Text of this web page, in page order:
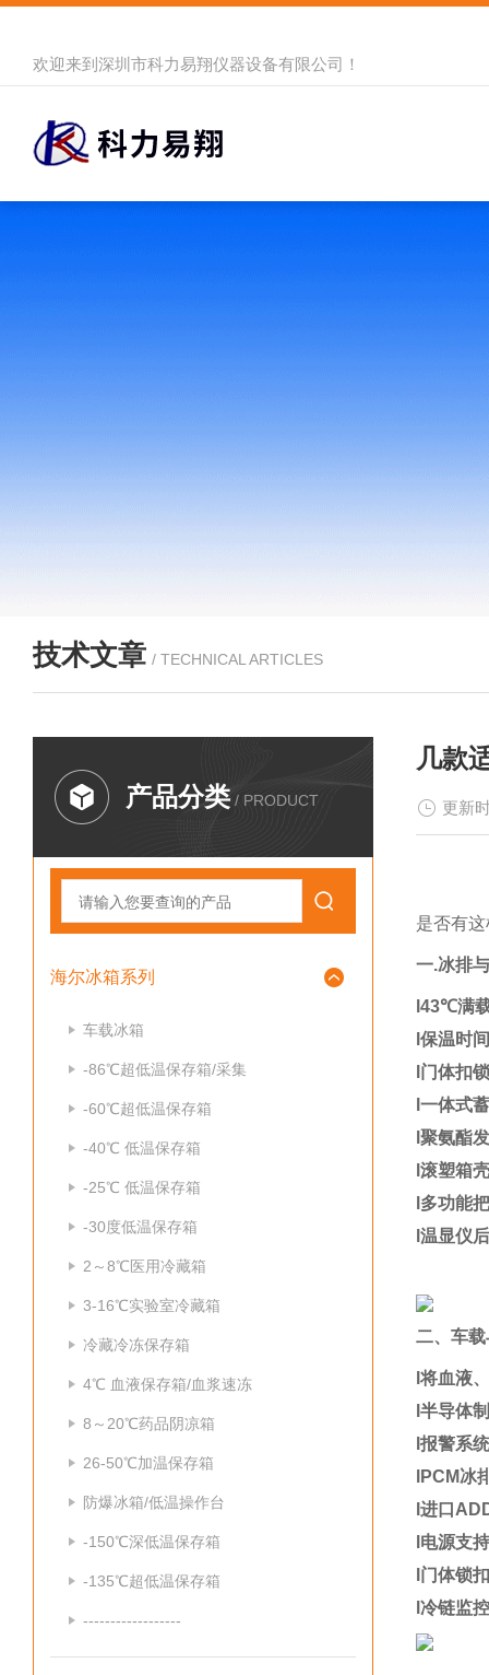
欢迎来到 深圳市科力易翔仪器设备有限公司 ！
技术文章 / TECHNICAL ARTICLES
产品分类 / PRODUCT
海尔冰箱系列
车载冰箱
-86℃超低温保存箱/采集
-60℃超低温保存箱
-40℃ 低温保存箱
-25℃ 低温保存箱
-30度低温保存箱
2～8℃医用冷藏箱
3-16℃实验室冷藏箱
冷藏冷冻保存箱
4℃ 血液保存箱/血浆速冻
8～20℃药品阴凉箱
26-50℃加温保存箱
防爆冰箱/低温操作台
-150℃深低温保存箱
-135℃超低温保存箱
------------------
几款
更新
是否有
一.冰排
43℃满
保温时
门体扣
一体式
聚氨酯
滚塑箱壳
多功能
温显仪
二、车
将血液
半导体
报警系
PCM冰
进口
电源支
门体锁
冷链监